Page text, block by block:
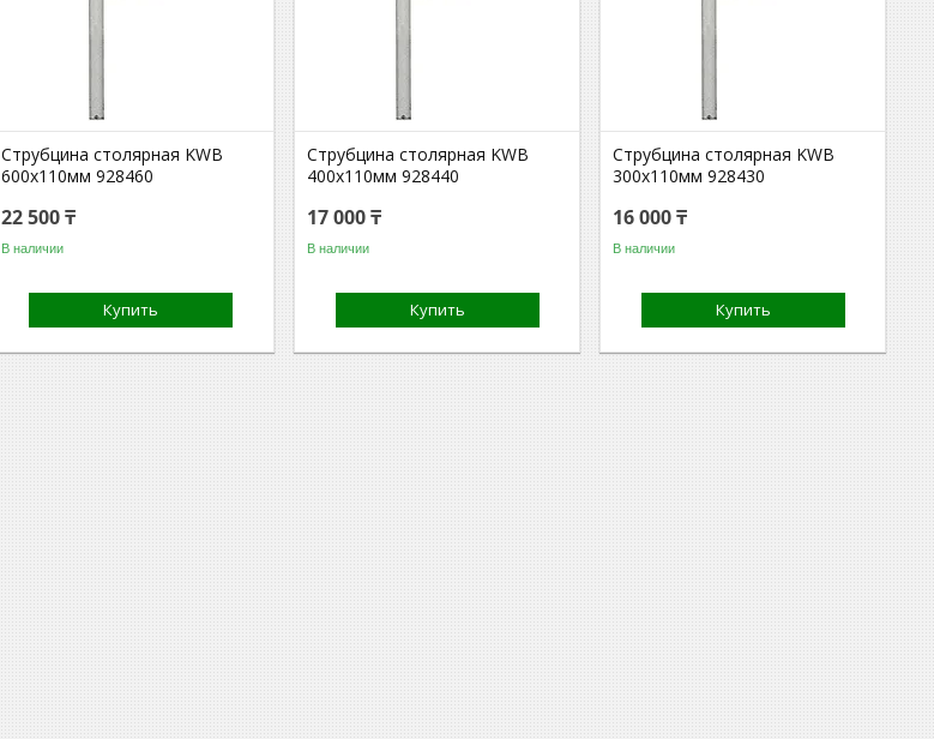
Струбцина столярная KWB
600x110мм 928460
22 500 ₸
В наличии
Купить
Струбцина столярная KWB
400x110мм 928440
17 000 ₸
В наличии
Купить
Струбцина столярная KWB
300x110мм 928430
16 000 ₸
В наличии
Купить